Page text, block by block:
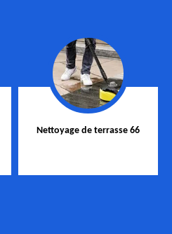
Nettoyage de terrasse 66